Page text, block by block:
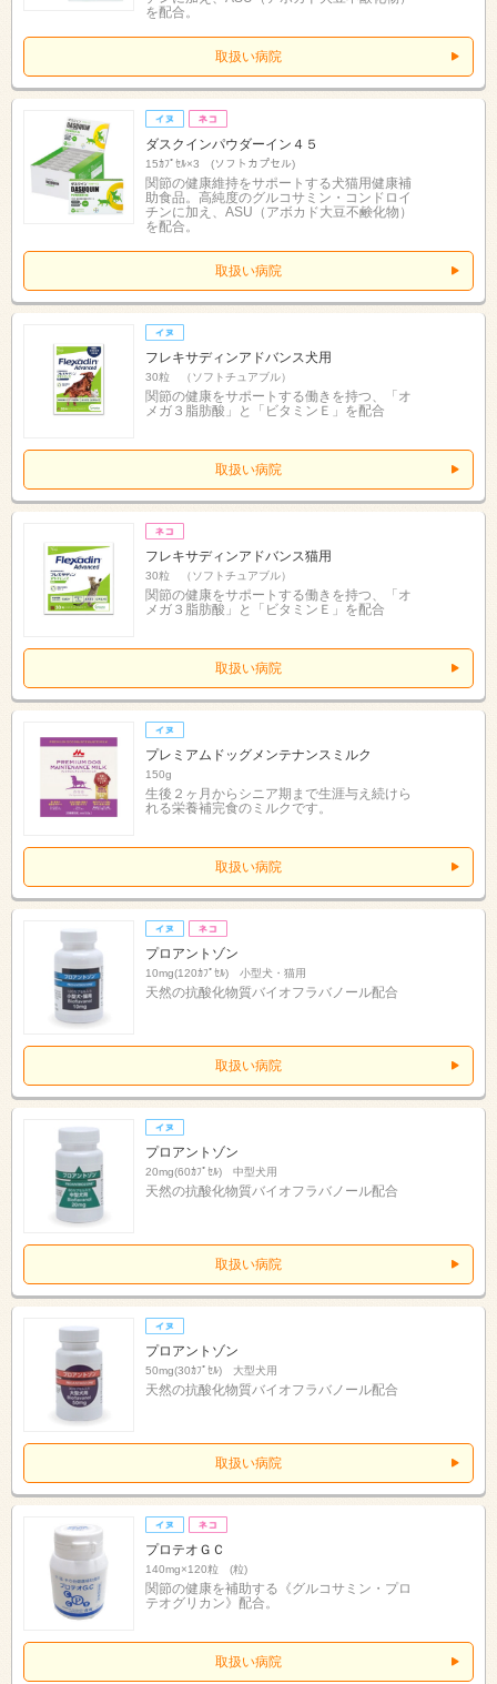
を配合。
取扱い病院
ダスクインパウダーイン４５
15ｶﾌﾟｾﾙ×3 (ソフトカプセル)
関節の健康維持をサポートする犬猫用健康補
助食品。高純度のグルコサミン・コンドロイ
チンに加え、ASU（アボカド大豆不鹸化物）
を配合。
取扱い病院
フレキサディンアドバンス犬用
30粒 （ソフトチュアブル）
関節の健康をサポートする働きを持つ、「オ
メガ３脂肪酸」と「ビタミンＥ」を配合
取扱い病院
フレキサディンアドバンス猫用
30粒 （ソフトチュアブル）
関節の健康をサポートする働きを持つ、「オ
メガ３脂肪酸」と「ビタミンＥ」を配合
取扱い病院
プレミアムドッグメンテナンスミルク
150g
生後２ヶ月からシニア期まで生涯与え続けら
れる栄養補完食のミルクです。
取扱い病院
プロアントゾン
10mg(120ｶﾌﾟｾﾙ) 小型犬・猫用
天然の抗酸化物質バイオフラバノール配合
取扱い病院
プロアントゾン
20mg(60ｶﾌﾟｾﾙ) 中型犬用
天然の抗酸化物質バイオフラバノール配合
取扱い病院
プロアントゾン
50mg(30ｶﾌﾟｾﾙ) 大型犬用
天然の抗酸化物質バイオフラバノール配合
取扱い病院
プロテオＧＣ
140mg×120粒 (粒)
関節の健康を補助する《グルコサミン・プロ
テオグリカン》配合。
取扱い病院